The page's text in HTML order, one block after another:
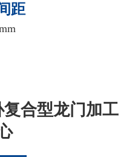
距
合型龙门加工